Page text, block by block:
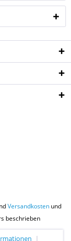
Versandkostenund
beschrieben